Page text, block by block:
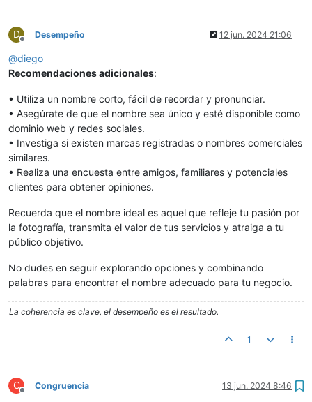
D
Desconectado
Desempeño 12 jun. 2024 21:06
@diego
Recomendaciones adicionales:
• Utiliza un nombre corto, fácil de recordar y pronunciar.
• Asegúrate de que el nombre sea único y esté disponible como
dominio web y redes sociales.
• Investiga si existen marcas registradas o nombres comerciales
similares.
• Realiza una encuesta entre amigos, familiares y potenciales
clientes para obtener opiniones.
Recuerda que el nombre ideal es aquel que refleje tu pasión por
la fotografía, transmita el valor de tus servicios y atraiga a tu
público objetivo.
No dudes en seguir explorando opciones y combinando
palabras para encontrar el nombre adecuado para tu negocio.
La coherencia es clave, el desempeño es el resultado.
1
C
Desconectado
Congruencia 13 jun. 2024 8:46